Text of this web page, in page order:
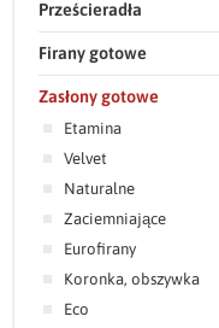
Prześcieradła
Firany gotowe
Zasłony gotowe
Etamina
Velvet
Naturalne
Zaciemniające
Eurofirany
Koronka, obszywka
Eco